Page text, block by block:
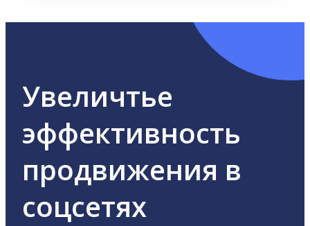
Увеличтье
эффективность
продвижения в
соцсетях